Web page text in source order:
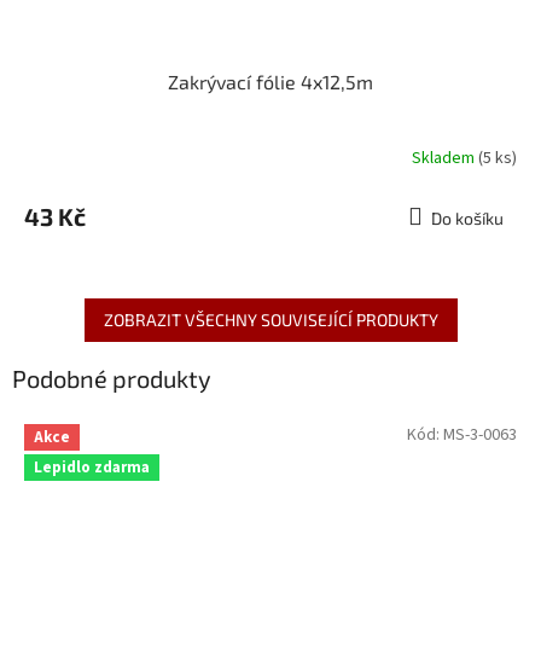
Zakrývací fólie 4x12,5m
Skladem (5 ks)
43 Kč Do košíku
ZOBRAZIT VŠECHNY SOUVISEJÍCÍ PRODUKTY
Podobné produkty
Akce
Lepidlo zdarma
Kód: MS-3-0063